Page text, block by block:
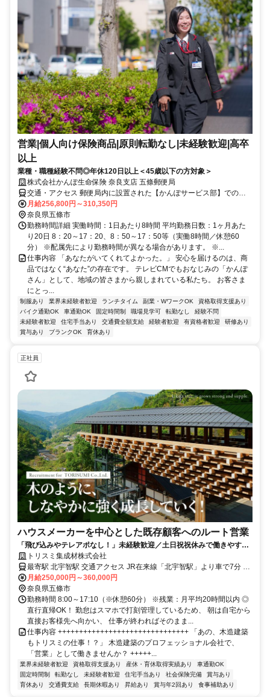
営業|個人向け保険商品|原則転勤なし|未経験歓迎|高卒
以上
業種・職種経験不問◎年休120日以上＜45歳以下の方対象＞
株式会社かんぽ生命保険 奈良支店 五條郵便局
交通・アクセス 郵便局内に設置された【かんぽサービス部】での勤
務となります
月給256,800円～310,350円
奈良県五條市
勤務時間詳細 実働時間：1日あたり8時間 平均勤務日数：1ヶ月あた
り20日 8：20～17：20、8：50～17：50等（実働8時間／休憩60
分） ※配属先により勤務時間が異なる場合があります。 ※...
仕事内容 「あなたがいてくれてよかった。」 安心を届けるのは、商
品ではなく“あなた”の存在です。 テレビCMでもおなじみの「かんぽ
さん」として、地域の皆さまから親しまれている私たち。 お客さま
にとっ...
制服あり 業界未経験者歓迎 ランチタイム 副業・WワークOK
資格取得支援あり
バイク通勤OK
車通勤OK 固定時間制 職場見学可 転勤なし
経験不問
未経験者歓迎
住宅手当あり 交通費全額支給 経験者歓迎 有資格者歓迎
研修あり
賞与あり
ブランクOK 育休あり
正社員
ハウスメーカーを中心とした既存顧客へのルート営業
「飛び込みやテレアポなし！」未経験歓迎／土日祝祝休みで働きやすさ
バツグンの環境
トリスミ集成材株式会社
最寄駅 北宇智駅 交通アクセス JR在来線「北宇智駅」より車で7分 ＊
転勤なし ＊車通勤OK ＊バイク通勤OK
月給250,000円～360,000円
奈良県五條市
勤務時間 8:00～17:10（※休憩60分） ※残業：月平均20時間以内 ◎
直行直帰OK！ 勤怠はスマホで打刻管理しているため、 朝は自宅から
直接お客様先へ向かい、 仕事が終わればそのまま...
仕事内容 +++++++++++++++++++++++++++++++ 「あの、木造建築
もトリスミの仕事！？」 木造建築のプロフェッショナル会社で、
「営業」として働きませんか？ +++++...
業界未経験者歓迎 資格取得支援あり 産休・育休取得実績あり
車通勤OK
固定時間制
転勤なし 未経験者歓迎 住宅手当あり 社会保険完備
賞与あり
育休あり
交通費支給 長期休暇あり 昇給あり 賞与年2回あり 食事補助あり